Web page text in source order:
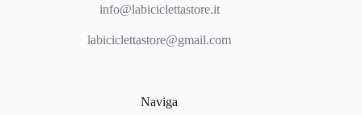
info@labiciclettastore.it
labiciclettastore@gmail.com
Naviga